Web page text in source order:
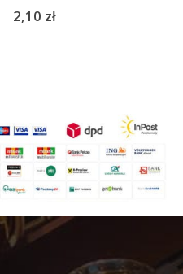
2,10 zł